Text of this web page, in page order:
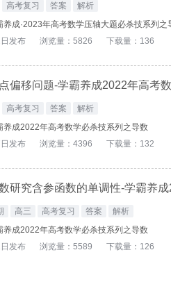
高考复习 答案
解析
养成·2023年高考数学压轴大题必杀技系列之
发布
浏览量：5826 下载量：136
偏移问题-学霸养成2022年高考
高考复习 答案
解析
养成2022年高考数学必杀技系列之导数
发布
浏览量：4396 下载量：132
高三 高考复习 答案
解析
养成2022年高考数学必杀技系列之导数
发布
浏览量：5589 下载量：126